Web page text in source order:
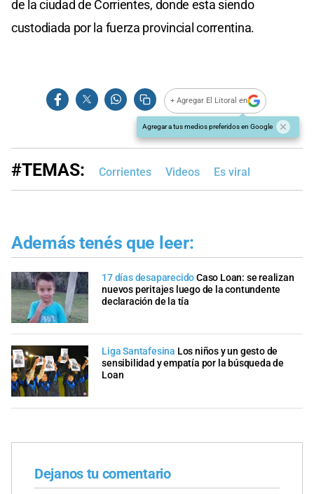
de la ciudad de Corrientes, donde esta siendo
custodiada por la fuerza provincial correntina.
+ Agregar El Litoral en
Agregar a tus medios preferidos en Google
#TEMAS: Corrientes Videos Es viral
Además tenés que leer:
17 días desaparecidoCaso Loan: se realizan
nuevos peritajes luego de la contundente
declaración de la tía
Liga Santafesina Los niños y un gesto de
sensibilidad y empatía por la búsqueda de
Loan
Dejanos tu comentario